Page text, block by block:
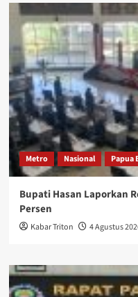
Metro Nasional Papua
Bupati Hasan Laporkan
Persen
Kabar Triton 4 Agustus